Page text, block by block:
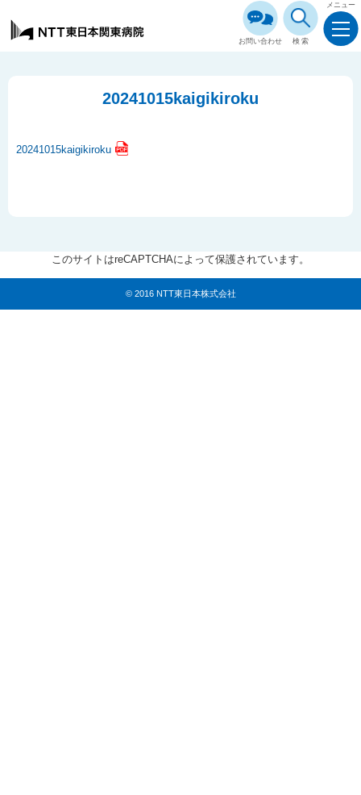
お問い合わせ 検索
メニュー
20241015kaigikiroku
20241015kaigikiroku
このサイトはreCAPTCHAによって保護されています。
© 2016 NTT東日本株式会社